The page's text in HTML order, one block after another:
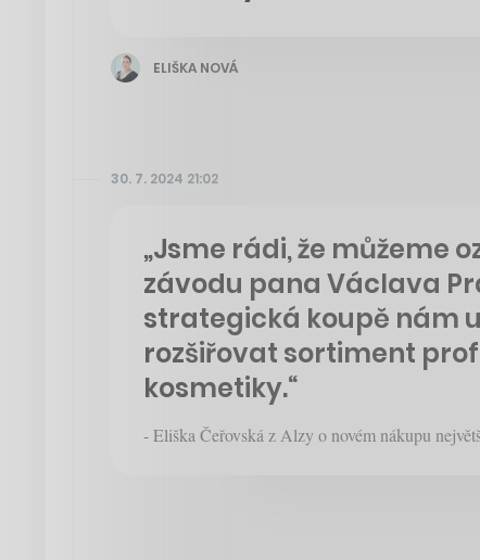
ELIŠKA NOVÁ
30. 7. 2024 21:02
„Jsme rádi, že můžeme
závodu pana Václava
strategická koupě nám
rozšiřovat sortiment
kosmetiky.“
- Eliška Čeřovská z Alzy o novém nákupu